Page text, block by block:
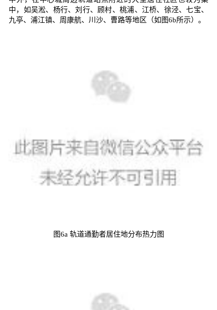
中，如吴淞、杨行、刘行、顾村、桃浦、江桥、徐泾、七宝、
九亭、浦江镇、周康航、川沙、曹路等地区（如图6b所示）。
图6a 轨道通勤者居住地分布热力图